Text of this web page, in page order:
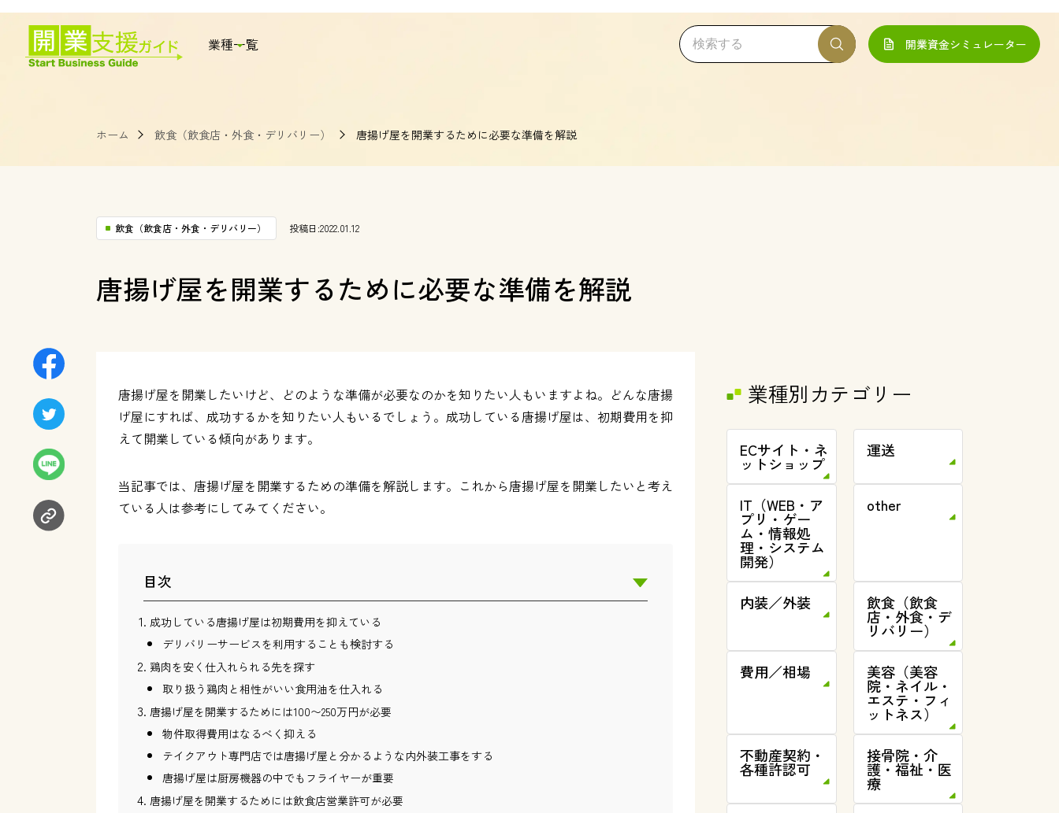
業種一覧 開業資金シミュレーター
ホーム 飲食（飲食店・外食・デリバリー） 唐揚げ屋を開業するために必要な準備を解説
飲食（飲食店・外食・デリバリー） 投稿日:2022.01.12
唐揚げ屋を開業するために必要な準備を解説
唐揚げ屋を開業したいけど、どのような準備が必要なのかを知りたい人もいますよね。どんな唐揚
げ屋にすれば、成功するかを知りたい人もいるでしょう。成功している唐揚げ屋は、初期費用を抑
えて開業している傾向があります。
当記事では、唐揚げ屋を開業するための準備を解説します。これから唐揚げ屋を開業したいと考え
ている人は参考にしてみてください。
目次
成功している唐揚げ屋は初期費用を抑えている
デリバリーサービスを利用することも検討する
鶏肉を安く仕入れられる先を探す
取り扱う鶏肉と相性がいい食用油を仕入れる
唐揚げ屋を開業するためには100〜250万円が必要
物件取得費用はなるべく抑える
テイクアウト専門店では唐揚げ屋と分かるような内外装工事をする
唐揚げ屋は厨房機器の中でもフライヤーが重要
唐揚げ屋を開業するためには飲食店営業許可が必要
業種別カテゴリー
ECサイト・ネ
ットショップ
運送
IT（WEB・ア
プリ・ゲー
ム・情報処
理・システム
開発）
other
内装／外装 飲食（飲食
店・外食・デ
リバリー）
費用／相場
美容（美容
院・ネイル・
エステ・フィ
ットネス）
不動産契約・
各種許認可
接骨院・介
護・福祉・医
療